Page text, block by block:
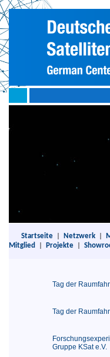
Startseite Netzwerk
Mitglied
Projekte
Tag der
Tag der
Gruppe KSat e.V.